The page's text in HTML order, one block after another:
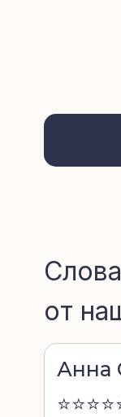
от
Анна